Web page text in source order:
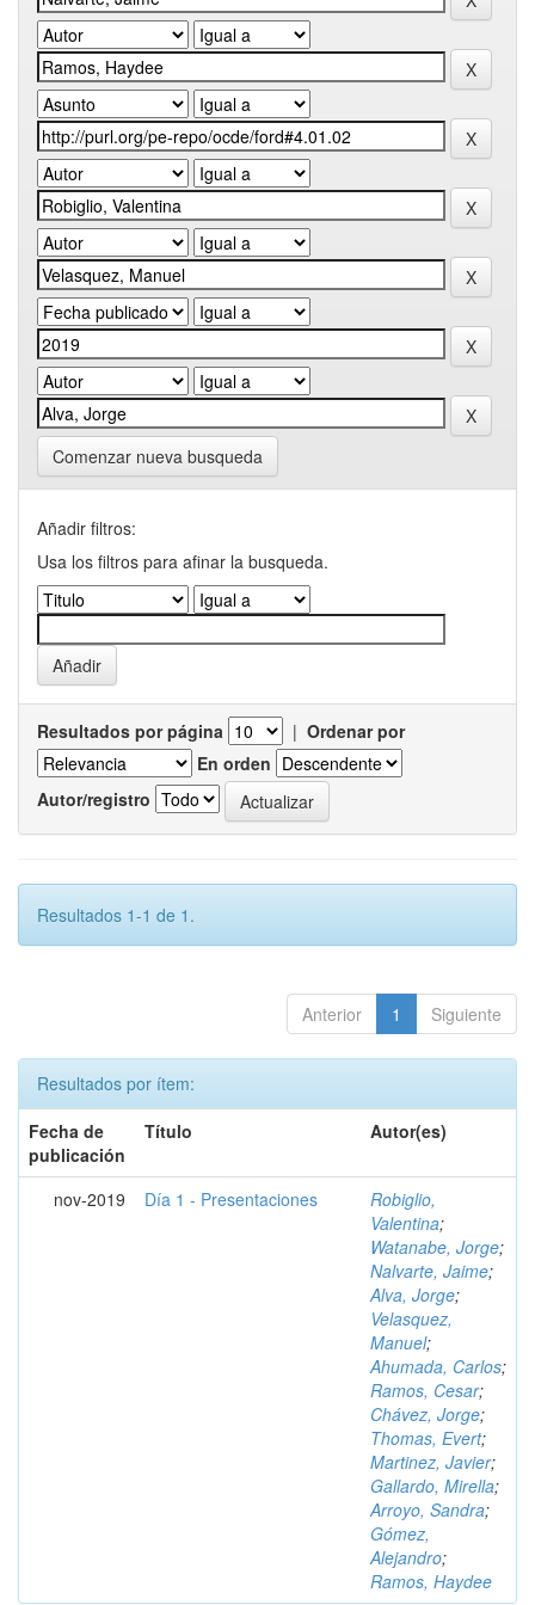
Comenzar nueva busqueda
Añadir filtros:
Usa los filtros para afinar la busqueda.
Resultados por página | Ordenar por
En orden
Autor/registro
Resultados 1-1 de 1.
Anterior 1 Siguiente
Resultados por ítem:
Fecha de
publicación
Título Autor(es)
nov-2019 Día 1 - Presentaciones
Robiglio,
Valentina;
Watanabe, Jorge;
Nalvarte, Jaime;
Alva, Jorge;
Velasquez,
Manuel;
Ahumada, Carlos;
Ramos, Cesar;
Chávez, Jorge;
Thomas, Evert;
Martinez, Javier;
Gallardo, Mirella;
Arroyo, Sandra;
Gómez,
Alejandro;
Ramos, Haydee